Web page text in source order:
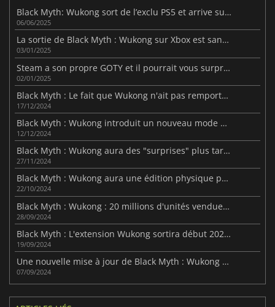
Black Myth: Wukong sort de l’exclu PS5 et arrive sur Xbox
06/06/2025
La sortie de Black Myth : Wukong sur Xbox est sans cesse repoussée
03/01/2025
Steam a son propre GOTY et il pourrait vous surprendre
02/01/2025
Black Myth : Le fait que Wukong n'ait pas remporté le GOTY en a déçu plus d'un.
17/12/2024
Black Myth : Wukong introduit un nouveau mode défi
12/12/2024
Black Myth : Wukong aura des "surprises" plus tard dans l'année
27/11/2024
Black Myth : Wukong aura une édition physique pour la PS5
22/10/2024
Black Myth : Wukong : 20 millions d'unités vendues dès le premier mois
28/09/2024
Black Myth : L'extension Wukong sortira début 2025 ?
19/09/2024
Une nouvelle mise à jour de Black Myth : Wukong réduit la difficulté des boss
07/09/2024